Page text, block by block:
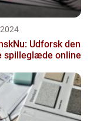
Udforsk den
spilleglæde online